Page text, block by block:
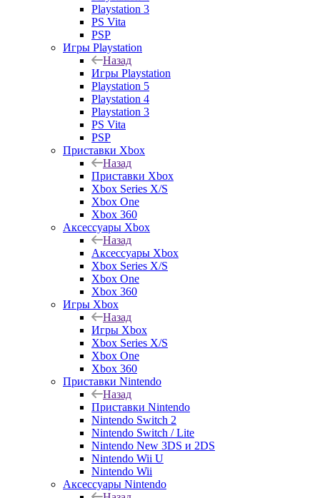
Playstation 3
PS Vita
PSP
Игры Playstation
Назад
Игры Playstation
Playstation 5
Playstation 4
Playstation 3
PS Vita
PSP
Приставки Xbox
Назад
Приставки Xbox
Xbox Series X/S
Xbox One
Xbox 360
Аксессуары Xbox
Назад
Аксессуары Xbox
Xbox Series X/S
Xbox One
Xbox 360
Игры Xbox
Назад
Игры Xbox
Xbox Series X/S
Xbox One
Xbox 360
Приставки Nintendo
Назад
Приставки Nintendo
Nintendo Switch 2
Nintendo Switch / Lite
Nintendo New 3DS и 2DS
Nintendo Wii U
Nintendo Wii
Аксессуары Nintendo